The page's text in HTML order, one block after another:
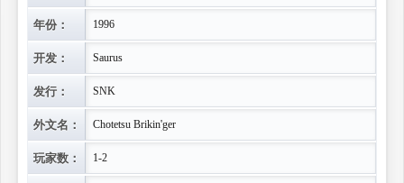
年份： 1996
开发： Saurus
发行： SNK
外文名： Chotetsu Brikin'ger
玩家数： 1-2